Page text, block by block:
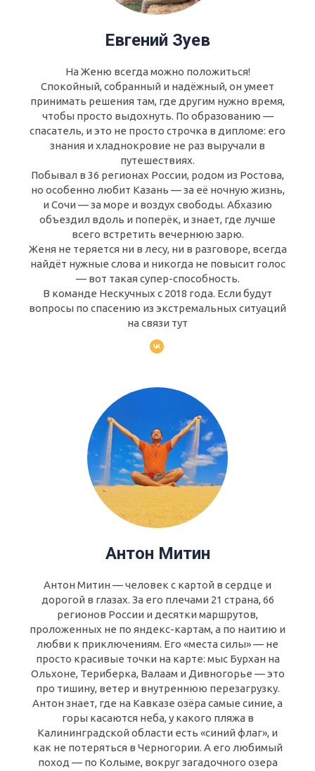
Евгений Зуев
На Женю всегда можно положиться!
Спокойный, собранный и надёжный, он умеет
принимать решения там, где другим нужно время,
чтобы просто выдохнуть. По образованию —
спасатель, и это не просто строчка в дипломе: его
знания и хладнокровие не раз выручали в
путешествиях.
Побывал в 36 регионах России, родом из Ростова,
но особенно любит Казань — за её ночную жизнь,
и Сочи — за море и воздух свободы. Абхазию
объездил вдоль и поперёк, и знает, где лучше
всего встретить вечернюю зарю.
Женя не теряется ни в лесу, ни в разговоре, всегда
найдёт нужные слова и никогда не повысит голос
— вот такая супер-способность.
В команде Нескучных с 2018 года. Если будут
вопросы по спасению из экстремальных ситуаций
на связи тут
Антон Митин
Антон Митин — человек с картой в сердце и
дорогой в глазах. За его плечами 21 страна, 66
регионов России и десятки маршрутов,
проложенных не по яндекс-картам, а по наитию и
любви к приключениям. Его «места силы» — не
просто красивые точки на карте: мыс Бурхан на
Ольхоне, Териберка, Валаам и Дивногорье — это
про тишину, ветер и внутреннюю перезагрузку.
Антон знает, где на Кавказе озёра самые синие, а
горы касаются неба, у какого пляжа в
Калининградской области есть «синий флаг», и
как не потеряться в Черногории. А его любимый
поход — по Колыме, вокруг загадочного озера